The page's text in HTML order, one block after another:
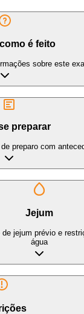
é feito
sobre este
preparar
preparo com
Jejum
jejum prévio e
água